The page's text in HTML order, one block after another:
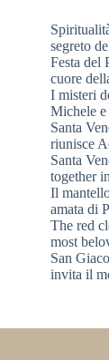
segreto
Festa del
cuore
I misteri
Michele
Santa
riunisce
Santa
together
Il
amata di
The red
most
San
invita il